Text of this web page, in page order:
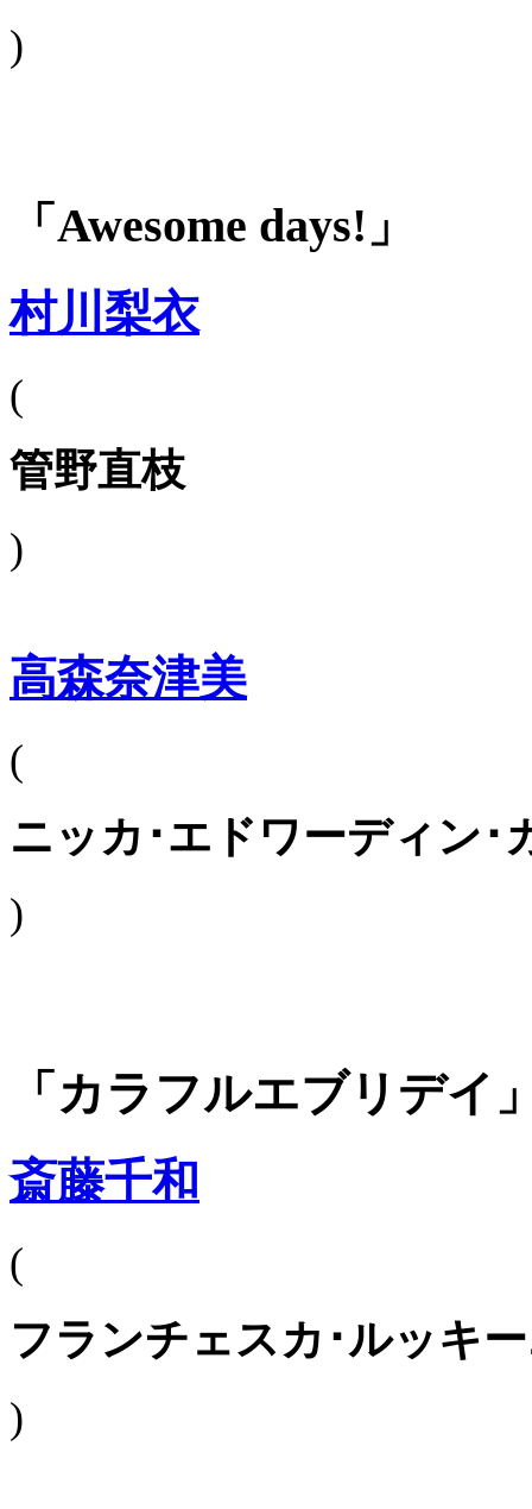
)
「Awesome days!」
村川梨衣
(
管野直枝
)
高森奈津美
(
ニッカ･エドワーディン･
)
「カラフルエブリデイ
斎藤千和
(
フランチェスカ･ルッキ
)